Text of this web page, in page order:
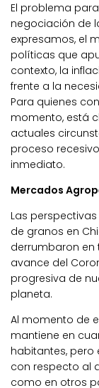
El problema
negociación de
expresamos, el
políticas que
contexto, la
frente a la
Para quienes
momento, está
actuales
proceso
inmediato.
Mercados
Las
de granos en
derrumbaron en
avance del
progresiva de
planeta.
Al momento de
mantiene en
habitantes, pero
con respecto al
como en otros